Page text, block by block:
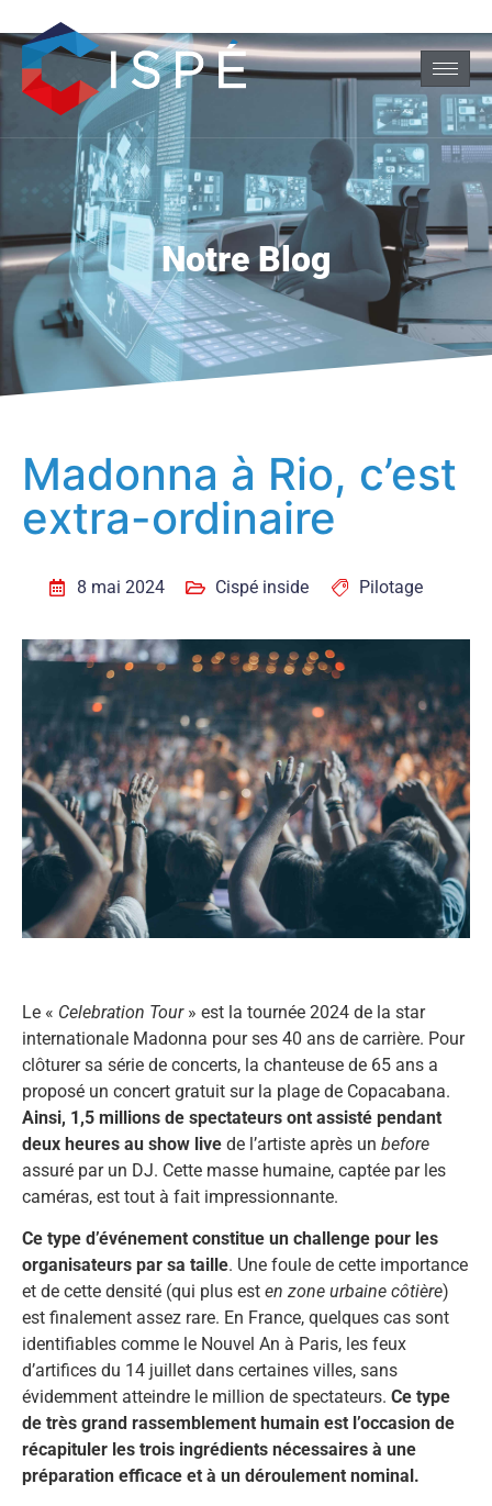
Notre Blog
Madonna à Rio, c’est
extra-ordinaire
8 mai 2024 Cispé inside Pilotage
Le « Celebration Tour» est la tournée 2024 de la star
internationale Madonna pour ses 40 ans de carrière. Pour
clôturer sa série de concerts, la chanteuse de 65 ans a
proposé un concert gratuit sur la plage de Copacabana.
Ainsi, 1,5 millions de spectateurs ont assisté pendant
deux heures au show live de l’artiste après un before
assuré par un DJ. Cette masse humaine, captée par les
caméras, est tout à fait impressionnante.
Ce type d’événement constitue un challenge pour les
organisateurs par sa taille. Une foule de cette importance
et de cette densité (qui plus est en zone urbaine côtière)
est finalement assez rare. En France, quelques cas sont
identifiables comme le Nouvel An à Paris, les feux
d’artifices du 14 juillet dans certaines villes, sans
évidemment atteindre le million de spectateurs. Ce type
de très grand rassemblement humain est l’occasion de
récapituler les trois ingrédients nécessaires à une
préparation efficace et à un déroulement nominal.